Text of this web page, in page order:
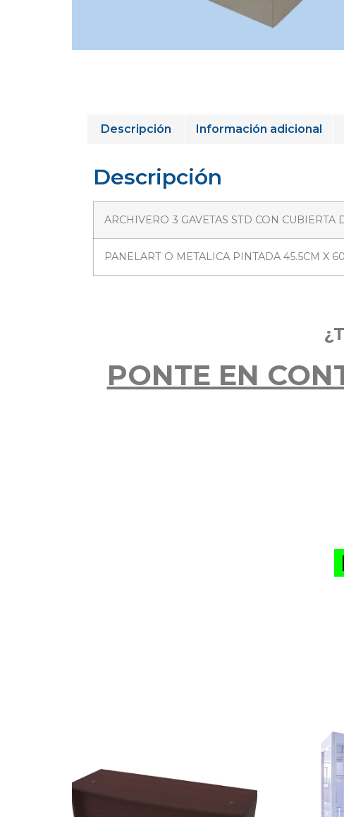
Descripción Información adicional
Descripción
ARCHIVERO 3 GAVETAS STD CON CUBIERTA
PANELART O METALICA PINTADA 45.5CM X
PONTE EN